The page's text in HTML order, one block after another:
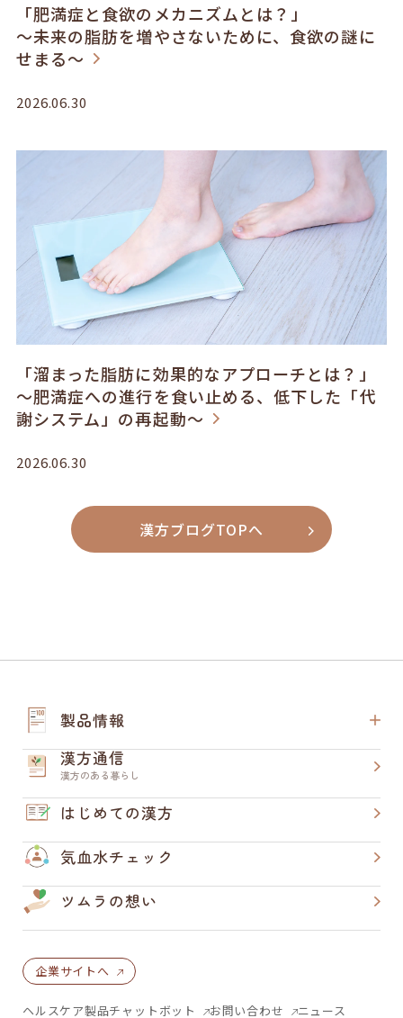
「肥満症と食欲のメカニズムとは？」
～未来の脂肪を増やさないために、食欲の謎に
せまる～
2026.06.30
「溜まった脂肪に効果的なアプローチとは？」
～肥満症への進行を食い止める、低下した「代
謝システム」の再起動～
2026.06.30
漢方ブログTOPへ
製品情報
漢方通信
漢方のある暮らし
はじめての漢方
気血水チェック
ツムラの想い
企業サイトへ
ヘルスケア製品チャットボット お問い合わせ
ニュース